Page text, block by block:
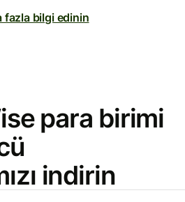
fazla bilgi edinin
para birimi
indirin